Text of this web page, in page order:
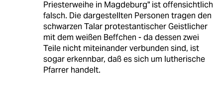
Priesterweihe in Magdeburg" ist offensichtlich
falsch. Die dargestellten Personen tragen den
schwarzen Talar protestantischer Geistlicher
mit dem weißen Beffchen - da dessen zwei
Teile nicht miteinander verbunden sind, ist
sogar erkennbar, daß es sich um lutherische
Pfarrer handelt.